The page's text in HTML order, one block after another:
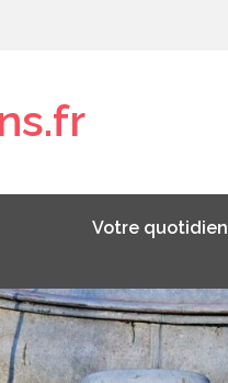
Votre quotidien